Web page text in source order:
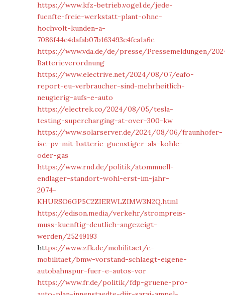
https://www.kfz-betrieb.vogel.de/jede-
fuenfte-freie-werkstatt-plant-ohne-
hochvolt-kunden-a-
7086f44c4dafab07b163493c4fca1a6e
https://www.vda.de/de/presse/Pressemeldungen/
Batterieverordnung
https://www.electrive.net/2024/08/07/eafo-
report-eu-verbraucher-sind-mehrheitlich-
neugierig-aufs-e-auto
https://electrek.co/2024/08/05/tesla-
testing-supercharging-at-over-300-kw
https://www.solarserver.de/2024/08/06/fraunhofer-
ise-pv-mit-batterie-guenstiger-als-kohle-
oder-gas
https://www.rnd.de/politik/atommuell-
endlager-standort-wohl-erst-im-jahr-
2074-
KHURSO6GP5C2ZIERWLZIMW3N2Q.html
https://edison.media/verkehr/strompreis-
muss-kuenftig-deutlich-angezeigt-
werden/25249193
https://www.zfk.de/mobilitaet/e-
mobilitaet/bmw-vorstand-schlaegt-eigene-
autobahnspur-fuer-e-autos-vor
https://www.fr.de/politik/fdp-gruene-pro-